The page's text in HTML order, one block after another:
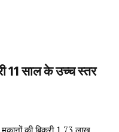
11 साल के उच्च स्तर
की बिक्री 1.73 लाख